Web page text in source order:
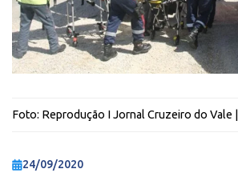
Foto: Reprodução I Jornal Cruzeiro do Vale
24/09/2020